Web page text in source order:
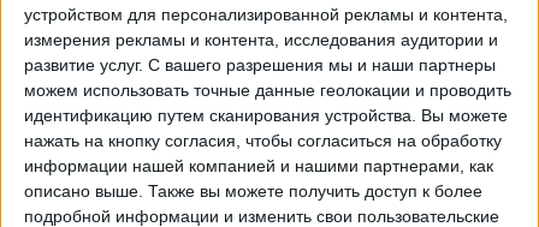
устройством для персонализированной рекламы и контента,
измерения рекламы и контента, исследования аудитории и
развитие услуг. С вашего разрешения мы и наши партнеры
можем использовать точные данные геолокации и проводить
идентификацию путем сканирования устройства. Вы можете
нажать на кнопку согласия, чтобы согласиться на обработку
информации нашей компанией и нашими партнерами, как
описано выше. Также вы можете получить доступ к более
подробной информации и изменить свои пользовательские
Программа передач трансляции матчей в прямом
эфире вГремио
Матчи сегодня суббота, 08.08.2026
22:00 Чемпионат Бразилии